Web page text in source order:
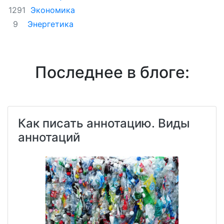
1291 Экономика
9
Энергетика
Последнее в блоге:
Как писать аннотацию. Виды
аннотаций